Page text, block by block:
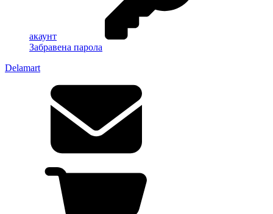
акаунт
Забравена парола
Delamart